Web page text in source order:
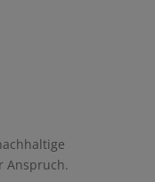
Anspruch.